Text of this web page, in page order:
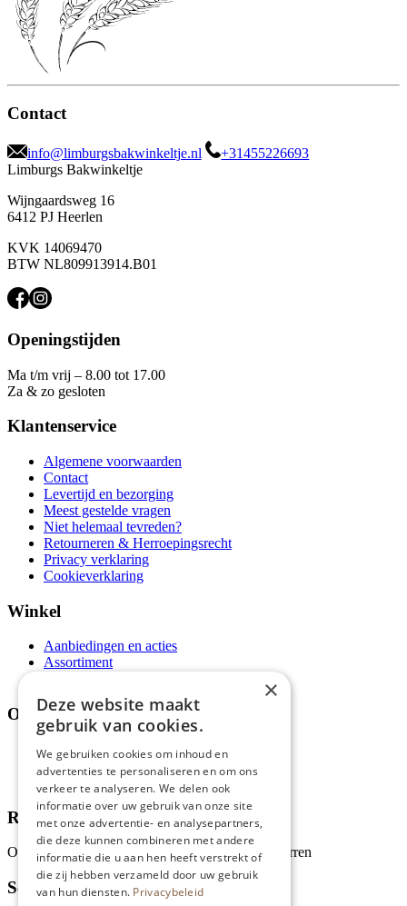
Contact
info@limburgsbakwinkeltje.nl
+31455226693
Limburgs Bakwinkeltje
Wijngaardsweg 16
6412 PJ Heerlen
KVK 14069470
BTW NL809913914.B01
Openingstijden
Ma t/m vrij – 8.00 tot 17.00
Za & zo gesloten
Klantenservice
Algemene voorwaarden
Contact
Levertijd en bezorging
Meest gestelde vragen
Niet helemaal tevreden?
Retourneren & Herroepingsrecht
Privacy verklaring
Cookieverklaring
Winkel
Aanbiedingen en acties
Assortiment
Over ons
Wie zijn wij?
Recepten
Tips
Recensies
Onze klanten waarderen ons met 4.9 van de 5 sterren
Schrijf je in voor onze nieuwsbrief
×
Deze website maakt
gebruik van cookies.
We gebruiken cookies om inhoud en
advertenties te personaliseren en om ons
verkeer te analyseren. We delen ook
informatie over uw gebruik van onze site
met onze advertentie- en analysepartners,
die deze kunnen combineren met andere
informatie die u aan hen heeft verstrekt of
die zij hebben verzameld door uw gebruik
van hun diensten. Privacybeleid